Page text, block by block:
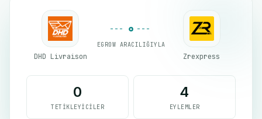
DHD Livraison
EGROW ARACILIĞIYLA
Zrexpress
0
TETIKLEYICILER
4
EYLEMLER